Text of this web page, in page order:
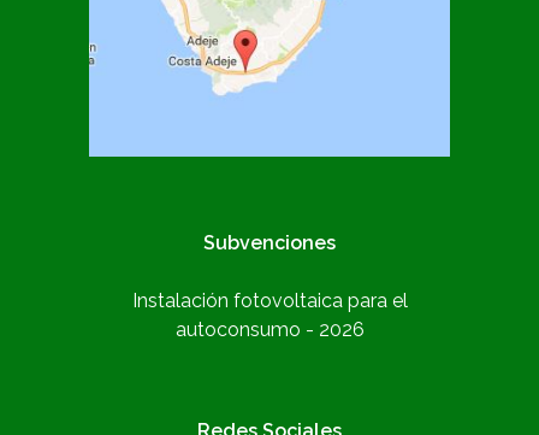
Subvenciones
Instalación fotovoltaica para el
autoconsumo - 2026